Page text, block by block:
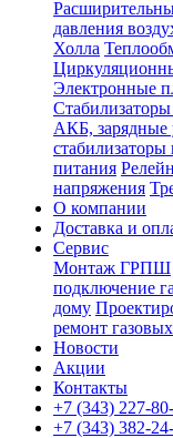
давления
Холла
Электронные
АКБ, зарядные
питания
напряжения
О компании
Доставка и
Сервис
Монтаж ГРПШ
подключение
дому
ремонт
Новости
Акции
Контакты
+7 (343) 227-
+7 (343) 382-